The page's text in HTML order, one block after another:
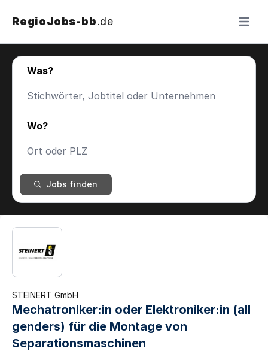
RegioJobs-bb.de Menü
Was?
Wo?
Jobs finden
STEINERT GmbH
Mechatroniker:in oder Elektroniker:in (all
genders) für die Montage von
Separationsmaschinen